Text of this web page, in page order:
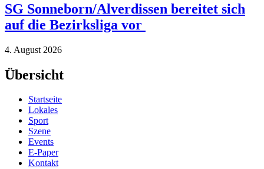
SG Sonneborn/Alverdissen bereitet sich
auf die Bezirksliga vor
4. August 2026
Übersicht
Startseite
Lokales
Sport
Szene
Events
E-Paper
Kontakt